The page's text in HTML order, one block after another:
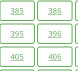
385 386
395 396
405 406